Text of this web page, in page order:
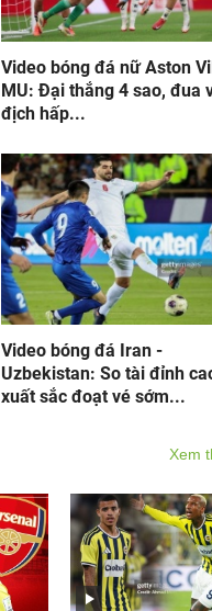
Video bóng đá nữ Aston
MU: Đại thắng 4 sao, đua
địch hấp...
Video bóng đá Iran -
Uzbekistan: So tài đỉnh
xuất sắc đoạt vé sớm...
Xem